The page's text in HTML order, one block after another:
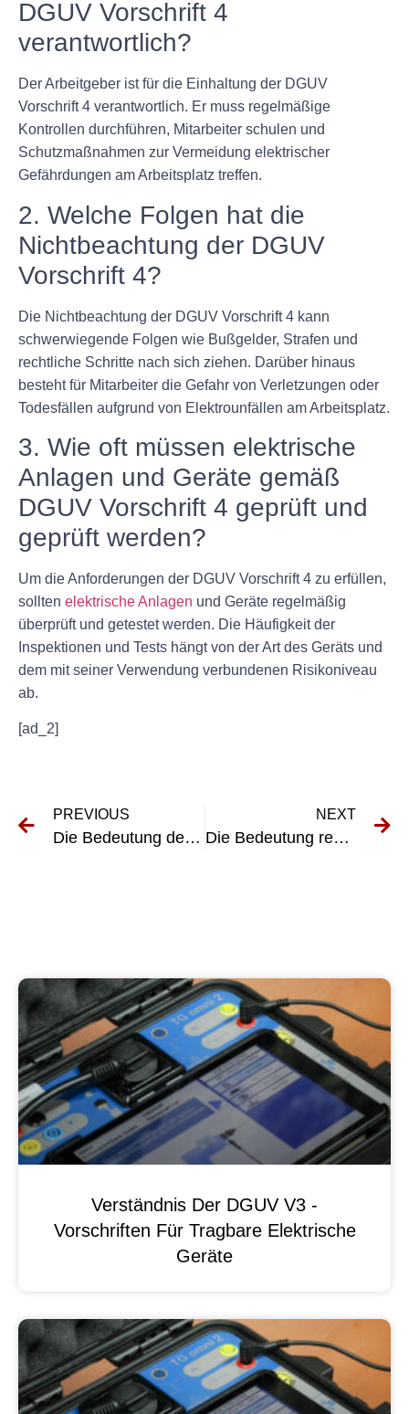
DGUV Vorschrift 4
verantwortlich?
Der Arbeitgeber ist für die Einhaltung der DGUV
Vorschrift 4 verantwortlich. Er muss regelmäßige
Kontrollen durchführen, Mitarbeiter schulen und
Schutzmaßnahmen zur Vermeidung elektrischer
Gefährdungen am Arbeitsplatz treffen.
2. Welche Folgen hat die
Nichtbeachtung der DGUV
Vorschrift 4?
Die Nichtbeachtung der DGUV Vorschrift 4 kann
schwerwiegende Folgen wie Bußgelder, Strafen und
rechtliche Schritte nach sich ziehen. Darüber hinaus
besteht für Mitarbeiter die Gefahr von Verletzungen oder
Todesfällen aufgrund von Elektrounfällen am Arbeitsplatz.
3. Wie oft müssen elektrische
Anlagen und Geräte gemäß
DGUV Vorschrift 4 geprüft und
geprüft werden?
Um die Anforderungen der DGUV Vorschrift 4 zu erfüllen,
sollten elektrische Anlagen und Geräte regelmäßig
überprüft und getestet werden. Die Häufigkeit der
Inspektionen und Tests hängt von der Art des Geräts und
dem mit seiner Verwendung verbundenen Risikoniveau
ab.
[ad_2]
PREVIOUS
Die Bedeutung der VDE-Prüfung in Elektroinstallationen
NEXT
Die Bedeutung regelmäßiger Inspektionen für ortsfeste elektrische Anlagen und Geräte
Verständnis Der DGUV V3 -
Vorschriften Für Tragbare Elektrische
Geräte